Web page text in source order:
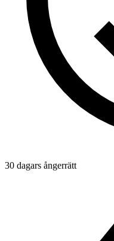
30 dagars ångerrätt